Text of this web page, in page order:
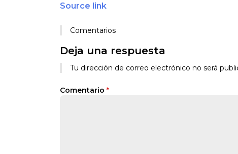
Source link
Comentarios
Deja una respuesta
Tu dirección de correo electrónico no será
Comentario *